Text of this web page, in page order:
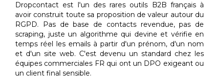
Dropcontact est l'un des rares outils B2B français à
avoir construit toute sa proposition de valeur autour du
RGPD. Pas de base de contacts revendue, pas de
scraping, juste un algorithme qui devine et vérifie en
temps réel les emails à partir d'un prénom, d'un nom
et d'un site web. C'est devenu un standard chez les
équipes commerciales FR qui ont un DPO exigeant ou
un client final sensible.